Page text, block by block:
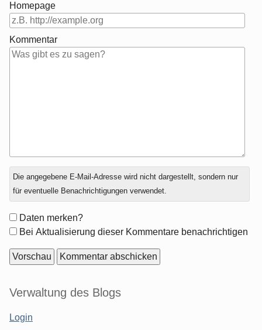
Homepage
Kommentar
Antwort
zu
Die angegebene E-Mail-Adresse wird nicht dargestellt, sondern nur
für eventuelle Benachrichtigungen verwendet.
Formular-
Optionen
Daten merken?
Bei Aktualisierung dieser Kommentare benachrichtigen
Seitenleiste
Verwaltung des Blogs
Login